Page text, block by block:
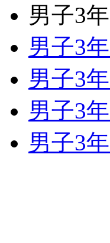
男子3
男子3
男子3
男子3
男子3